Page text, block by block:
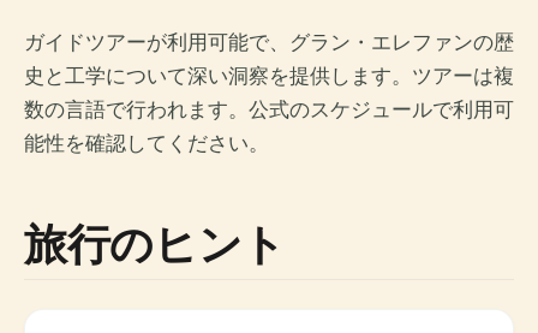
ガイドツアーが利用可能で、グラン・エレファンの歴
史と工学について深い洞察を提供します。ツアーは複
数の言語で行われます。公式のスケジュールで利用可
能性を確認してください。
旅行のヒント